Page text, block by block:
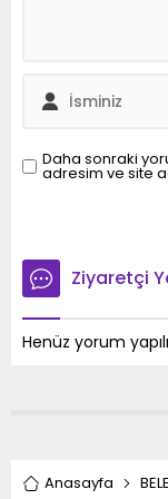
Daha sonraki
adresim ve site
Ziyaretçi
Henüz yorum
Anasayfa